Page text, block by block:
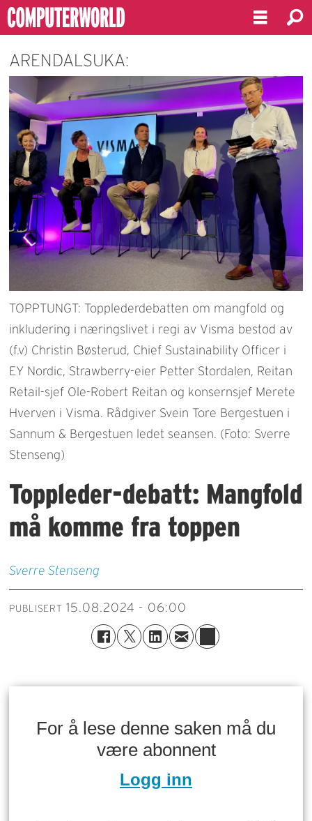
ARENDALSUKA:
TOPPTUNGT: Topplederdebatten om mangfold og
inkludering i næringslivet i regi av Visma bestod av
(f.v) Christin Bøsterud, Chief Sustainability Officer i
EY Nordic, Strawberry-eier Petter Stordalen, Reitan
Retail-sjef Ole-Robert Reitan og konsernsjef Merete
Hverven i Visma. Rådgiver Svein Tore Bergestuen i
Sannum & Bergestuen ledet seansen. (Foto: Sverre
Stenseng)
Toppleder-debatt: Mangfold
må komme fra toppen
Sverre Stenseng
PUBLISERT 15.08.2024 - 06:00
For å lese denne saken må du
være abonnent
Logg inn